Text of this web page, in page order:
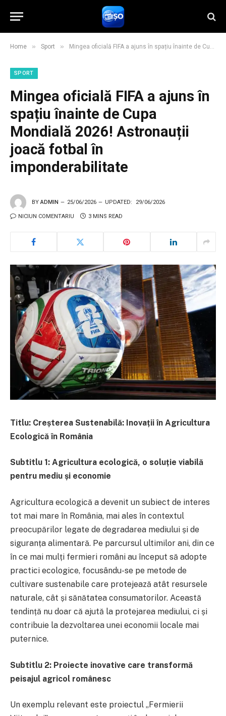
Home » Sport » Mingea oficială FIFA a ajuns în spațiu înainte de Cupa Mondială 2026! Astronauții joacă fotbal în imponderabilitate
SPORT
Mingea oficială FIFA a ajuns în
spațiu înainte de Cupa
Mondială 2026! Astronauții
joacă fotbal în
imponderabilitate
BY ADMIN 25/06/2026 UPDATED: 29/06/2026
NICIUN COMENTARIU 3 MINS READ
Titlu: Creșterea Sustenabilă: Inovații în Agricultura
Ecologică în România
Subtitlu 1: Agricultura ecologică, o soluție viabilă
pentru mediu și economie
Agricultura ecologică a devenit un subiect de interes
tot mai mare în România, mai ales în contextul
preocupărilor legate de degradarea mediului și de
siguranța alimentară. Pe parcursul ultimilor ani, din ce
în ce mai mulți fermieri români au început să adopte
practici ecologice, focusându-se pe metode de
cultivare sustenabile care protejează atât resursele
naturale, cât și sănătatea consumatorilor. Această
tendință nu doar că ajută la protejarea mediului, ci și
contribuie la dezvoltarea unei economii locale mai
puternice.
Subtitlu 2: Proiecte inovative care transformă
peisajul agricol românesc
Un exemplu relevant este proiectul „Fermierii